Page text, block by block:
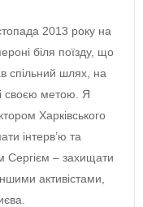
2013 року на
біля поїзду, що
спільний шлях, на
своєю метою. Я
Харківського
інтерв’ю та
Сергієм – захищати
активістами,